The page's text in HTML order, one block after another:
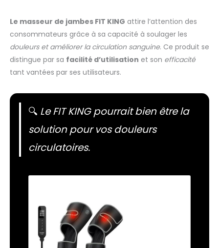
Le masseur de jambes FIT KING attire l’attention des
consommateurs grâce à sa capacité à soulager les
douleurs et améliorer la circulation sanguine. Ce produit se
distingue par sa facilité d’utilisation et son efficacité
tant vantées par ses utilisateurs.
🔍 Le FIT KING pourrait bien être la
solution pour vos douleurs
circulatoires.